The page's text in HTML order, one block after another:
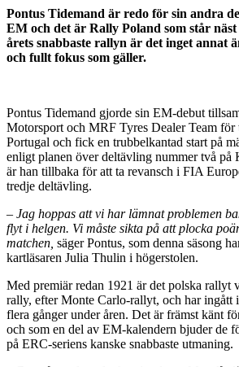
Pontus Tidemand är redo för sin andra
EM och det är Rally Poland som står
årets snabbaste rallyn är det inget annat
och fullt fokus som gäller.
Pontus Tidemand gjorde sin EM-debut
Motorsport och MRF Tyres Dealer Team för
Portugal och fick en trubbelkantad start på
enligt planen över deltävling nummer två på
är han tillbaka för att ta revansch i FIA
tredje deltävling.
– Jag hoppas att vi har lämnat problemen
flyt i helgen. Vi måste sikta på att plocka
matchen, säger Pontus, som denna säsong
kartläsaren Julia Thulin i högerstolen.
Med premiär redan 1921 är det polska rallyt
rally, efter Monte Carlo-rallyt, och har ingått
flera gånger under åren. Det är främst känt
och som en del av EM-kalendern bjuder de
på ERC-seriens kanske snabbaste utmaning.